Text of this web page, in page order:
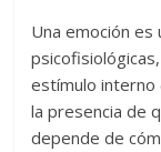
Una emoción es
estímulo interno
la presencia de
depende de